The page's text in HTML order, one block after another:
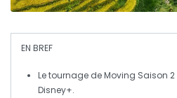
EN BREF
Le tournage deMoving Saison 2
Disney+.